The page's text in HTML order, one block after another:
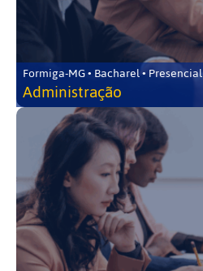
Formiga-MG • Bacharel • Presencial
Administração